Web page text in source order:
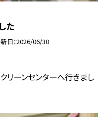
た
日 2026/06/30
リーンセンターへ行きまし